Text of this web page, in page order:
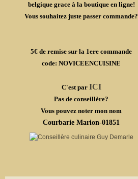
belgique grace à la boutique en ligne!
Vous souhaitez juste passer commande?
5€ de remise sur la 1ere commande
code: NOVICEENCUISINE
C'est par ICI
Pas de conseillère?
Vous pouvez noter mon nom
Courbarie Marion-01851